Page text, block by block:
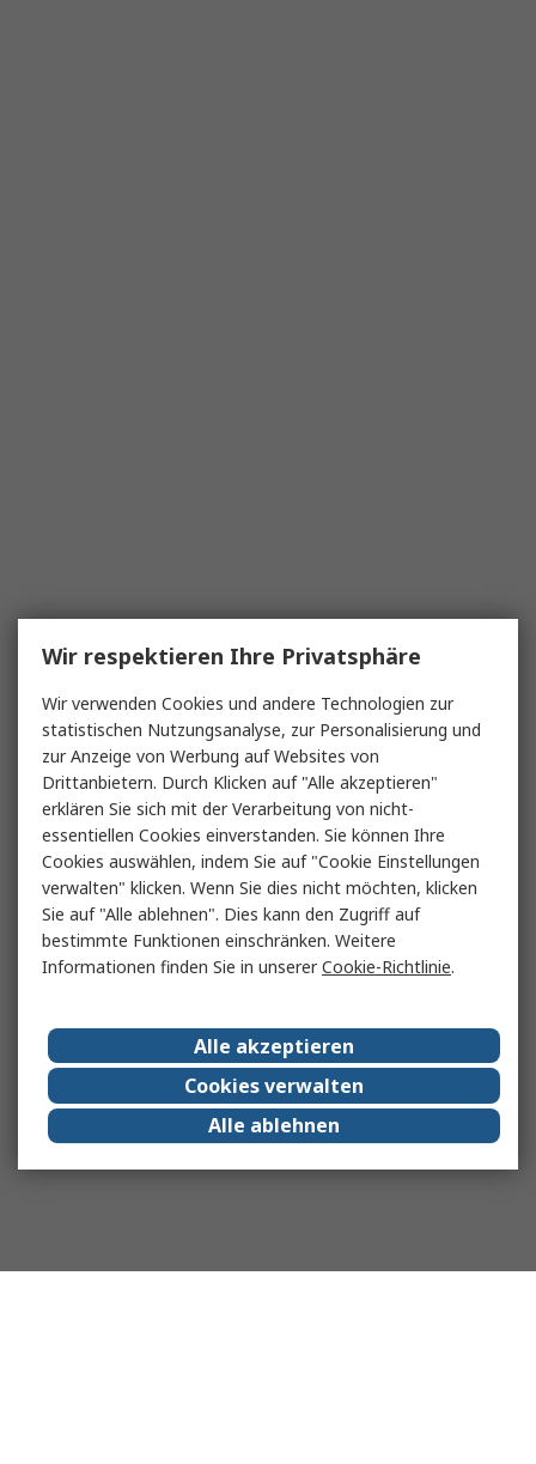
Wir respektieren Ihre Privatsphäre
Wir verwenden Cookies und andere Technologien zur
statistischen Nutzungsanalyse, zur Personalisierung und
zur Anzeige von Werbung auf Websites von
Drittanbietern. Durch Klicken auf "Alle akzeptieren"
erklären Sie sich mit der Verarbeitung von nicht-
essentiellen Cookies einverstanden. Sie können Ihre
Cookies auswählen, indem Sie auf "Cookie Einstellungen
verwalten" klicken. Wenn Sie dies nicht möchten, klicken
Sie auf "Alle ablehnen". Dies kann den Zugriff auf
bestimmte Funktionen einschränken. Weitere
Informationen finden Sie in unsererCookie-Richtlinie.
Alle akzeptieren
Cookies verwalten
Alle ablehnen